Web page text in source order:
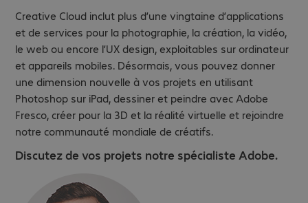
Creative Cloud inclut plus d’une vingtaine d’applications
et de services pour la photographie, la création, la vidéo,
le web ou encore l’UX design, exploitables sur ordinateur
et appareils mobiles. Désormais, vous pouvez donner
une dimension nouvelle à vos projets en utilisant
Photoshop sur iPad, dessiner et peindre avec Adobe
Fresco, créer pour la 3D et la réalité virtuelle et rejoindre
notre communauté mondiale de créatifs.
Discutez de vos projets notre spécialiste Adobe.